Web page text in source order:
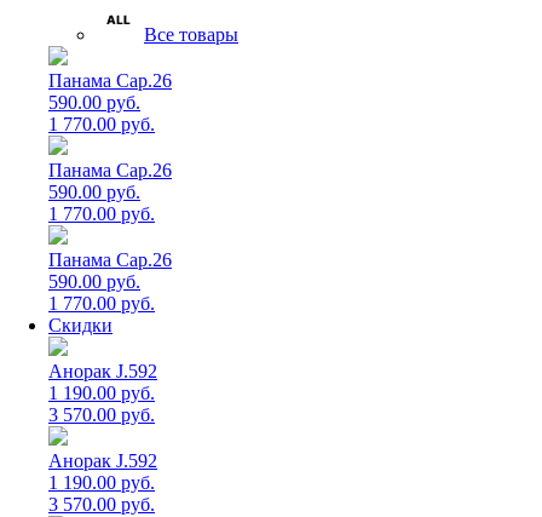
Все товары
Панама Cap.26
590.00 руб.
1 770.00 руб.
Панама Cap.26
590.00 руб.
1 770.00 руб.
Панама Cap.26
590.00 руб.
1 770.00 руб.
Скидки
Анорак J.592
1 190.00 руб.
3 570.00 руб.
Анорак J.592
1 190.00 руб.
3 570.00 руб.